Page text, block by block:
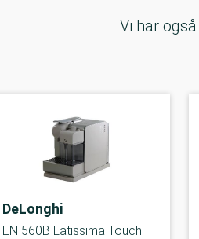
Vi har
DeLonghi
EN 560B Latissima Touch